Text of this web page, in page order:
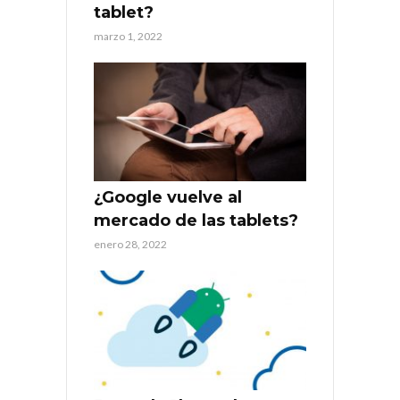
tablet?
marzo 1, 2022
¿Google vuelve al
mercado de las tablets?
enero 28, 2022